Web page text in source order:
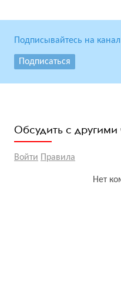
Подписывайтесь на канал
Подписаться
Обсудить с другими
Войти Правила
Нет